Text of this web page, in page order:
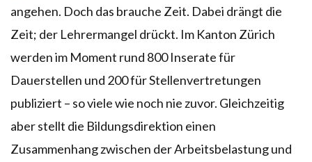
angehen. Doch das brauche Zeit. Dabei drängt die
Zeit; der Lehrermangel drückt. Im Kanton Zürich
werden im Moment rund 800 Inserate für
Dauerstellen und 200 für Stellenvertretungen
publiziert – so viele wie noch nie zuvor. Gleichzeitig
aber stellt die Bildungsdirektion einen
Zusammenhang zwischen der Arbeitsbelastung und